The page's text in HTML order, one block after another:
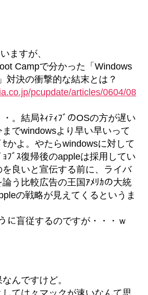
ますが、
Campで分かった「Windows
対決の衝撃的な結末とは？
pcupdate/articles/0604/08
。結局ﾈｨﾃｨﾌﾞのOSの方が遅い
でwindowsより早い早いって
かよ。やたらwindowsに対して
ﾌﾞｽ復帰後のappleは採用してい
を良いと宣伝する前に、ライバ
う比較広告の王国ｱﾒﾘｶの大統
の戦略が見えてくるというま
に盲従するのですが・・・ｗ
んですけど。
しては々マックが速いなんて思